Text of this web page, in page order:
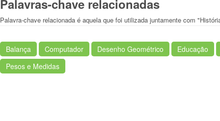
Palavras-chave relacionadas
Palavra-chave relacionada é aquela que foi utilizada juntamente com
Balança Computador Desenho Geométrico
Educação
Pesos e Medidas